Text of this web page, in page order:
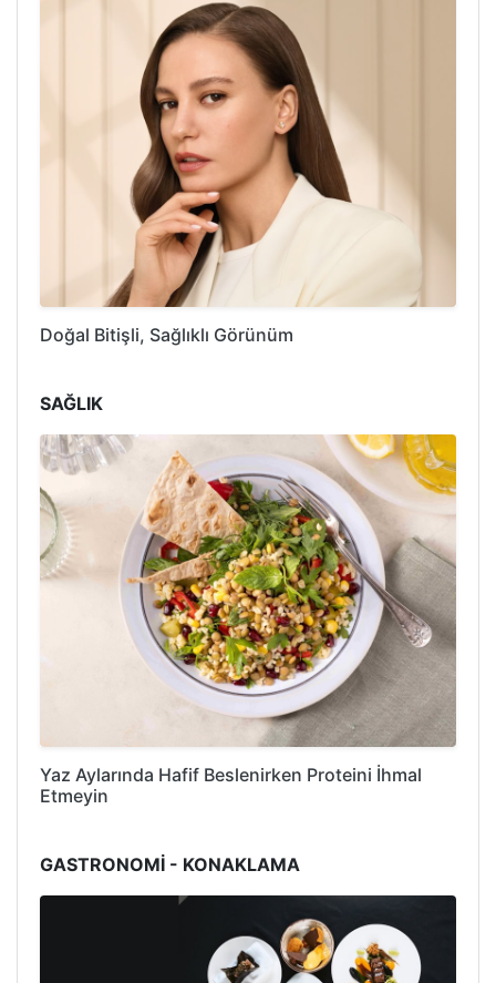
Doğal Bitişli, Sağlıklı Görünüm
SAĞLIK
Yaz Aylarında Hafif Beslenirken Proteini İhmal
Etmeyin
GASTRONOMİ - KONAKLAMA